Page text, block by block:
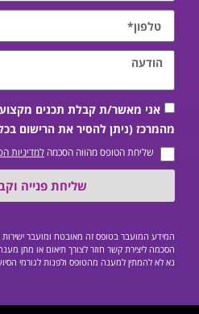
אני מאשר/ת קבלת תכנים
מהמרכז (ניתן להסיר את הרישום
שליחת הטופס מהווה הסכמה למדיניות
שליחת פנייה
המידע המועבר בטופס זה מאובטח ומועבר ישירות
הסכמה ליצירת קשר חוזר לצורך תיאום או מתן
נא לא להמתין למענה מהטופס ולפנות לגורמי הסיוע